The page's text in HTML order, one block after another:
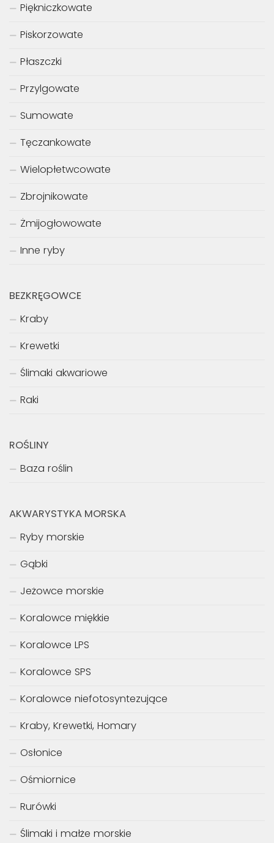
Piękniczkowate
Piskorzowate
Płaszczki
Przylgowate
Sumowate
Tęczankowate
Wielopłetwcowate
Zbrojnikowate
Żmijogłowowate
Inne ryby
BEZKRĘGOWCE
Kraby
Krewetki
Ślimaki akwariowe
Raki
ROŚLINY
Baza roślin
AKWARYSTYKA MORSKA
Ryby morskie
Gąbki
Jeżowce morskie
Koralowce miękkie
Koralowce LPS
Koralowce SPS
Koralowce niefotosyntezujące
Kraby, Krewetki, Homary
Osłonice
Ośmiornice
Rurówki
Ślimaki i małże morskie